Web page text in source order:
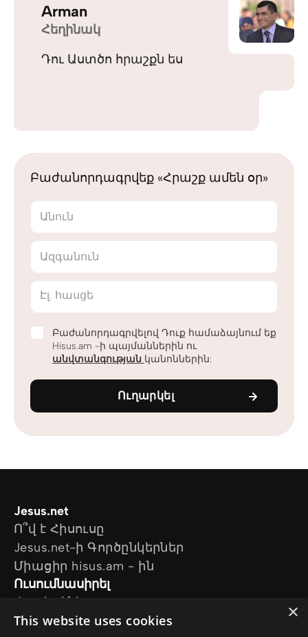
Arman
Հեղինակ
Դու Աստծո հրաշքն ես
Բաժանորդագրվեք «Հրաշք ամեն օր»
Անուն
Ազգանուն
Էլ. հասցե
Բաժանորդագրվելով Դուք համաձայնում եք
Hisus.am -ի պայմաններին ու
անվտանգության կանոններին:
Ուղարկել
Jesus.net
Ո՞վ է Հիսուսը
Jesus.net-ի Գործընկերներ
Միացիր hisus.am - ին
Ուսումնասիրել
Հոդվածներ
Տեսանյութեր
×
This website uses cookies